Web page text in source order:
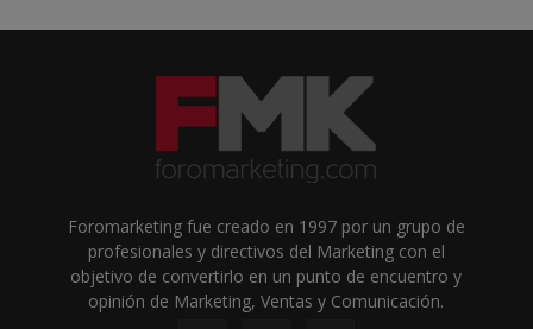
Foromarketing fue creado en 1997 por un grupo de
profesionales y directivos del Marketing con el
objetivo de convertirlo en un punto de encuentro y
opinión de Marketing, Ventas y Comunicación.